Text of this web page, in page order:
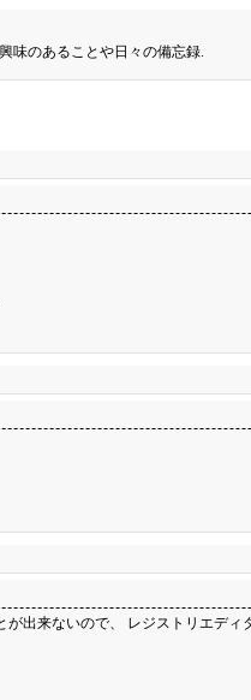
興味のあることや日々の備忘録.
出来ないので、 レジストリエデ